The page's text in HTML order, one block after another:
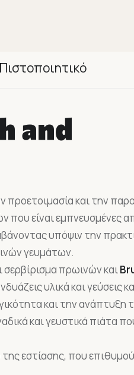
Πιστοποιητικό
and
προετοιμασία και την
είναι εμπνευσμένες
υπόψιν την
γευμάτων.
σερβίρισμα πρωινών και
υλικά και γεύσεις
και την ανάπτυξη
και γευστικά πιάτα
εστίασης, που